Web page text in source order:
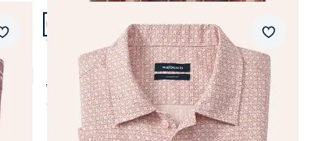
Merkzettel
Artikel 12 von 12.
Passform Comfort Fit.
Comfort Fit
Leinen-Mix Revers-Kragen-Hemd
ab € 69,99
ab € 39,99 (-43%)